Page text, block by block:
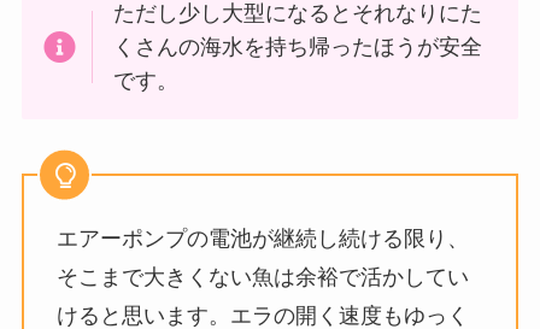
ただし少し大型になるとそれなりにた
くさんの海水を持ち帰ったほうが安全
です。
エアーポンプの電池が継続し続ける限り、
そこまで大きくない魚は余裕で活かしてい
けると思います。エラの開く速度もゆっく